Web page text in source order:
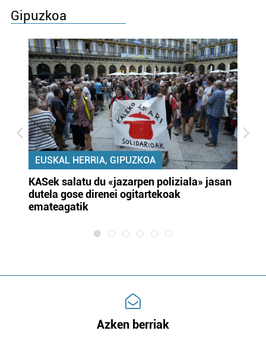
Gipuzkoa
EUSKAL HERRIA, GIPUZKOA
KASek salatu du «jazarpen poliziala» jasan
dutela gose direnei ogitartekoak
emateagatik
Azken berriak